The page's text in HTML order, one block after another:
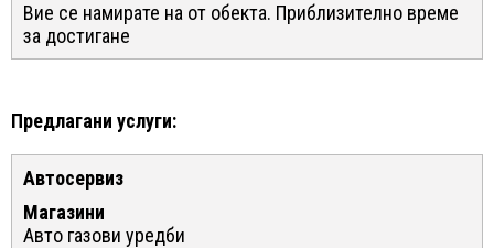
Вие се намирате на от обекта. Приблизително време
за достигане
Предлагани услуги:
Автосервиз
Магазини
Авто газови уредби